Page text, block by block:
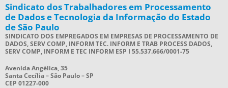
Sindicato dos Trabalhadores em Processamento
de Dados e Tecnologia da Informação do Estado
de São Paulo
SINDICATO DOS EMPREGADOS EM EMPRESAS DE PROCESSAMENTO DE
DADOS, SERV COMP, INFORM TEC. INFORM E TRAB PROCESS DADOS,
SERV COMP, INFORM E TEC INFORM ESP I 55.537.666/0001-75
Avenida Angélica, 35
Santa Cecília – São Paulo – SP
CEP 01227-000